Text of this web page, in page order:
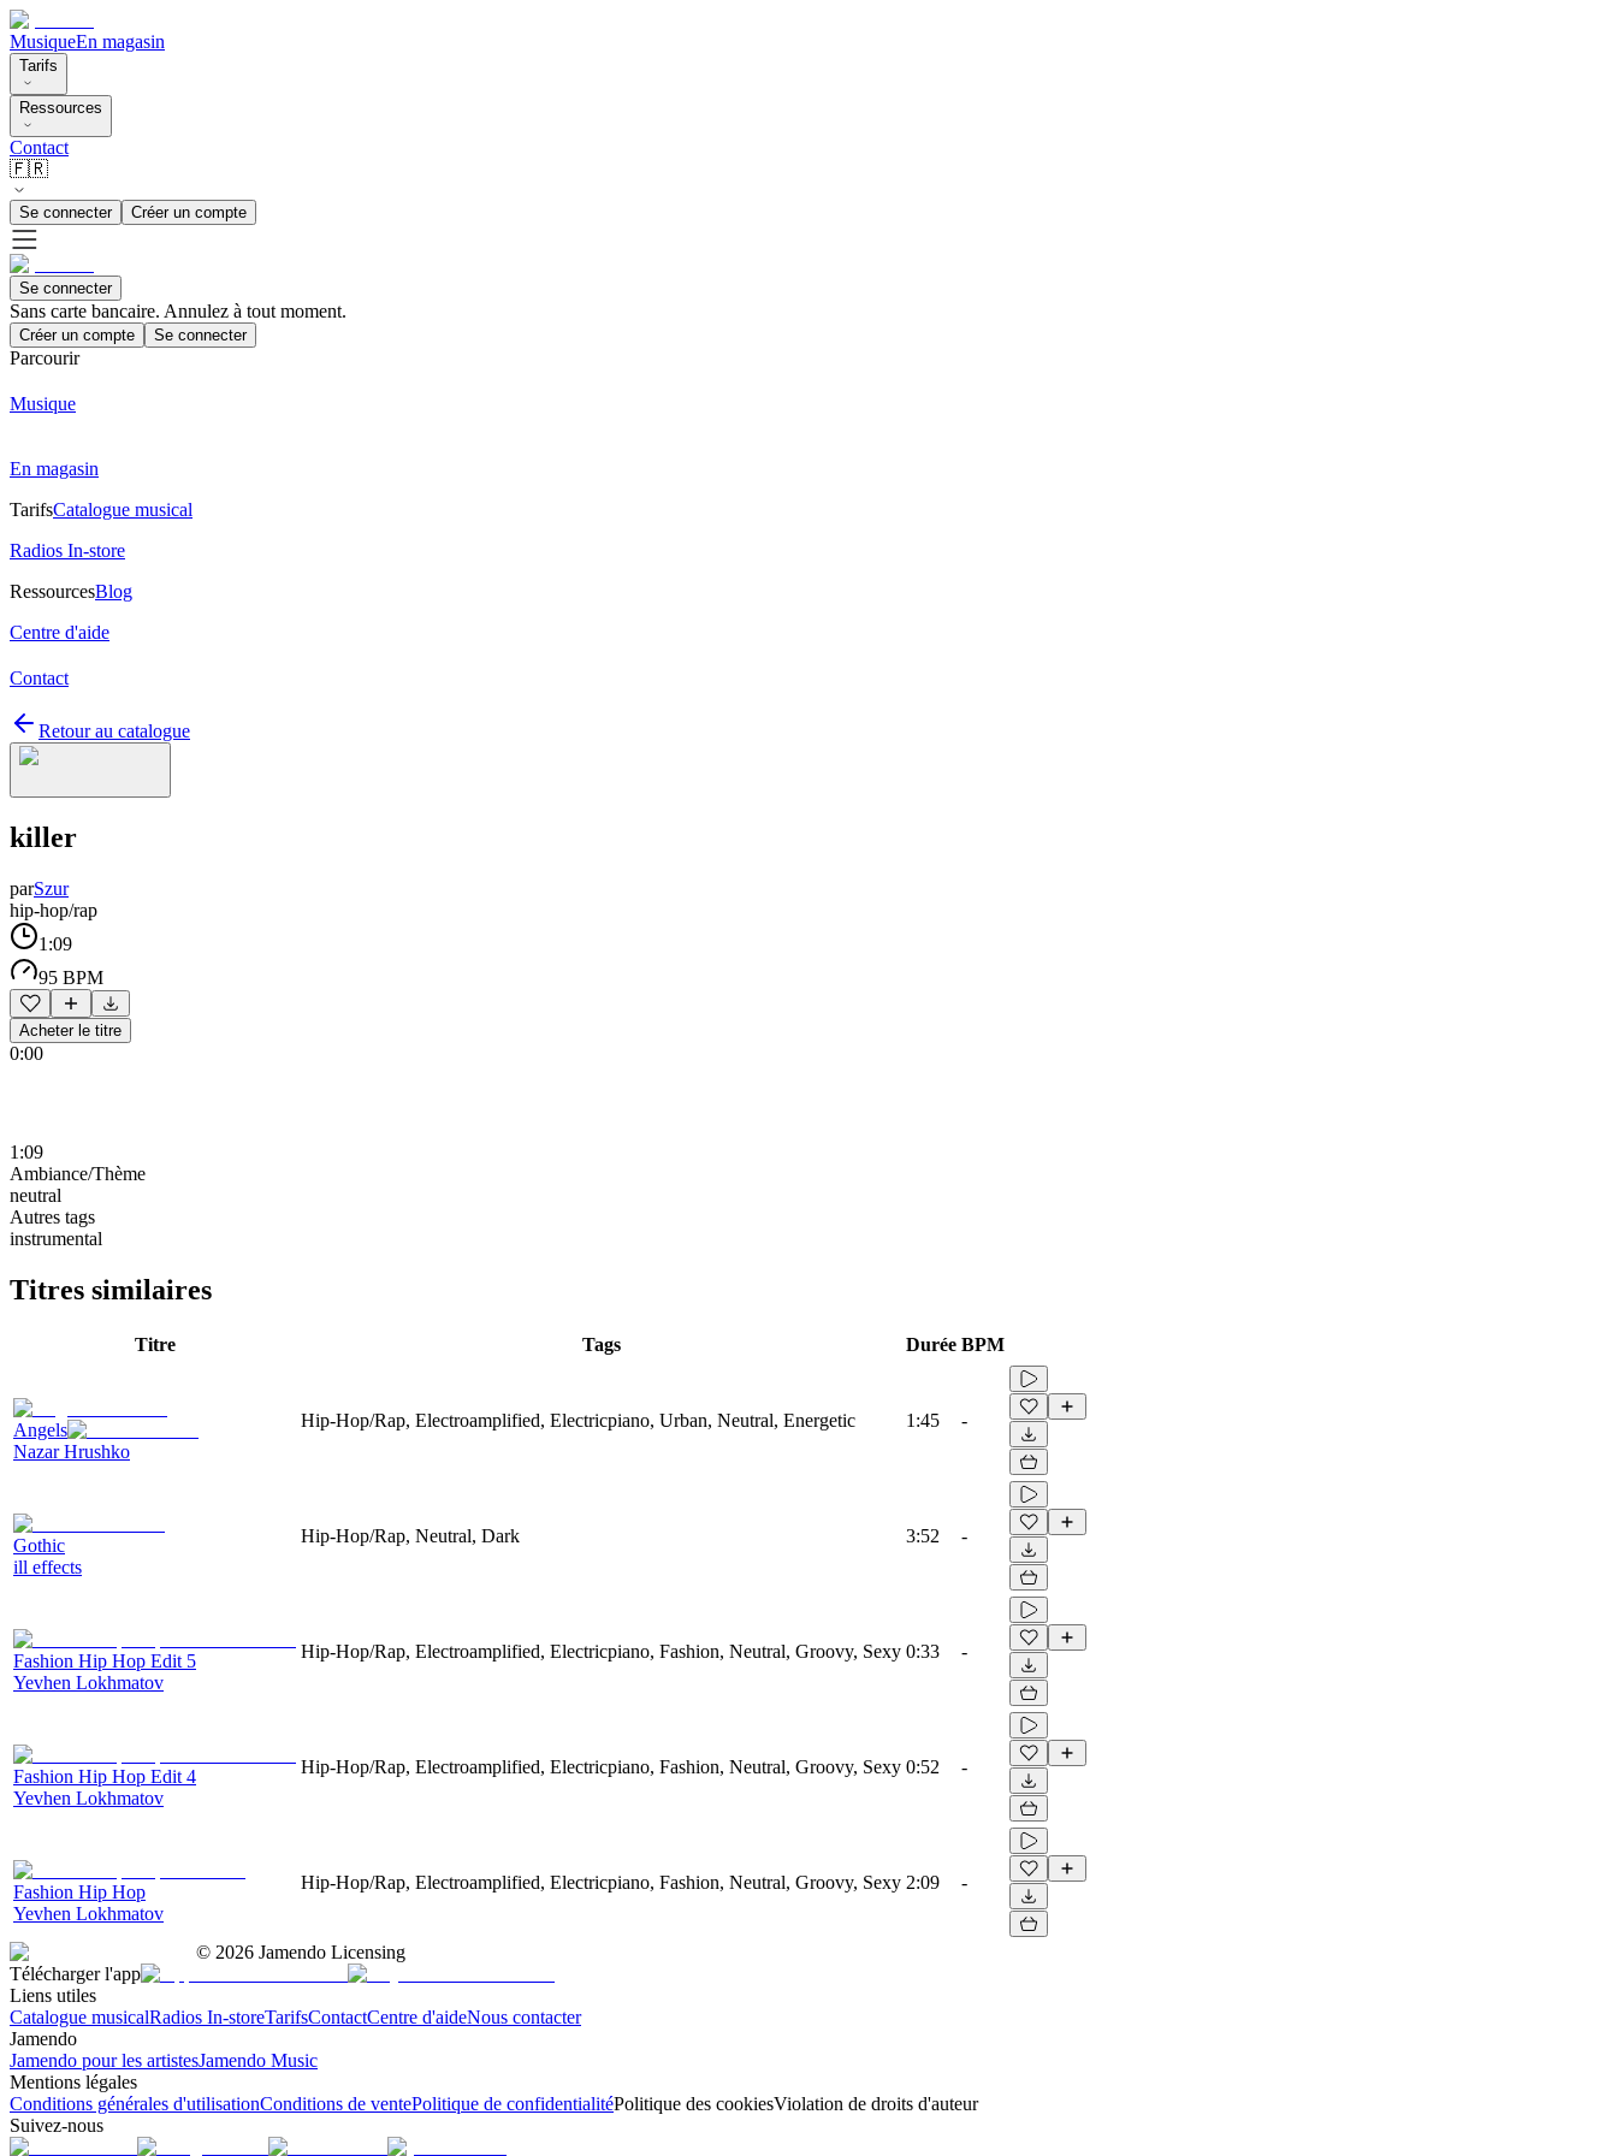
MusiqueEn magasin
Tarifs
Ressources
Contact
🇫🇷
Se connecter Créer un compte
Se connecter
Sans carte bancaire. Annulez à tout moment.
Créer un compte Se connecter
Parcourir
Musique
En magasin
TarifsCatalogue musical
Radios In-store
RessourcesBlog
Centre d'aide
Contact
Retour au catalogue
killer
parSzur
hip-hop/rap
1:09
95 BPM
Acheter le titre
0:00
1:09
Ambiance/Thème
neutral
Autres tags
instrumental
Titres similaires
Titre Tags Durée BPM
Angels
Nazar Hrushko
Hip-Hop/Rap, Electroamplified, Electricpiano, Urban, Neutral, Energetic 1:45 -
Gothic
ill effects
Hip-Hop/Rap, Neutral, Dark 3:52 -
Fashion Hip Hop Edit 5
Yevhen Lokhmatov
Hip-Hop/Rap, Electroamplified, Electricpiano, Fashion, Neutral, Groovy, Sexy 0:33 -
Fashion Hip Hop Edit 4
Yevhen Lokhmatov
Hip-Hop/Rap, Electroamplified, Electricpiano, Fashion, Neutral, Groovy, Sexy 0:52 -
Fashion Hip Hop
Yevhen Lokhmatov
Hip-Hop/Rap, Electroamplified, Electricpiano, Fashion, Neutral, Groovy, Sexy 2:09 -
© 2026 Jamendo Licensing
Télécharger l'app
Liens utiles
Catalogue musicalRadios In-storeTarifsContactCentre d'aideNous contacter
Jamendo
Jamendo pour les artistesJamendo Music
Mentions légales
Conditions générales d'utilisationConditions de ventePolitique de confidentialitéPolitique des cookiesViolation de droits d'auteur
Suivez-nous